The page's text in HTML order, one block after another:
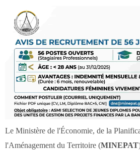
Le Ministère de l'Économie, de la
l'Aménagement du Territoire (MINEPAT